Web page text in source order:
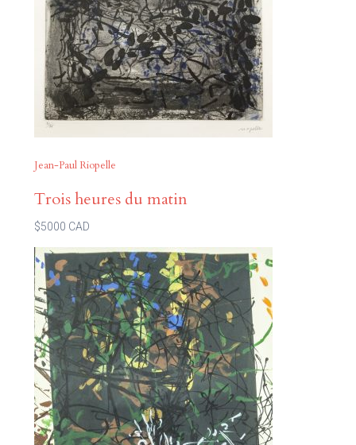
Jean-Paul Riopelle
Trois heures du matin
$5000 CAD